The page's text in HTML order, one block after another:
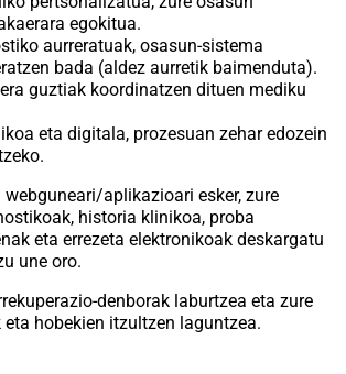
egokitua.
aurreratuak, osasun-sistema
bada (aldez aurretik baimenduta).
guztiak koordinatzen dituen mediku
eta digitala, prozesuan zehar edozein
webguneari/aplikazioari esker, zure
historia klinikoa, proba
eta errezeta elektronikoak deskargatu
une oro.
denborak laburtzea eta zure
hobekien itzultzen laguntzea.